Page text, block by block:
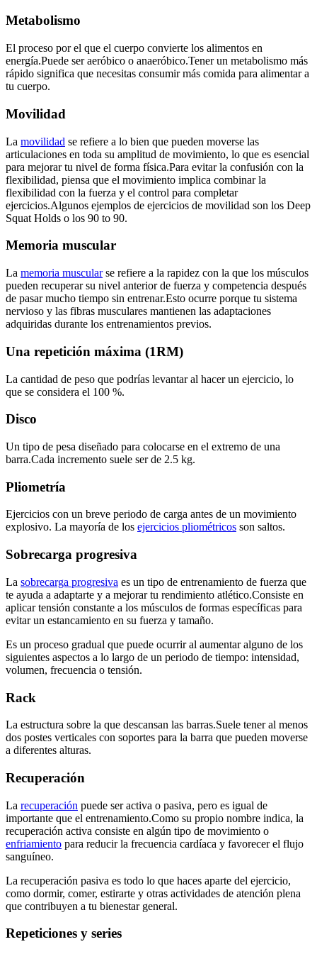
Metabolismo
El proceso por el que el cuerpo convierte los alimentos en
energía.Puede ser aeróbico o anaeróbico.Tener un metabolismo más
rápido significa que necesitas consumir más comida para alimentar a
tu cuerpo.
Movilidad
La movilidad se refiere a lo bien que pueden moverse las
articulaciones en toda su amplitud de movimiento, lo que es esencial
para mejorar tu nivel de forma física.Para evitar la confusión con la
flexibilidad, piensa que el movimiento implica combinar la
flexibilidad con la fuerza y el control para completar
ejercicios.Algunos ejemplos de ejercicios de movilidad son los Deep
Squat Holds o los 90 to 90.
Memoria muscular
La memoria muscularse refiere a la rapidez con la que los músculos
pueden recuperar su nivel anterior de fuerza y competencia después
de pasar mucho tiempo sin entrenar.Esto ocurre porque tu sistema
nervioso y las fibras musculares mantienen las adaptaciones
adquiridas durante los entrenamientos previos.
Una repetición máxima (1RM)
La cantidad de peso que podrías levantar al hacer un ejercicio, lo
que se considera el 100 %.
Disco
Un tipo de pesa diseñado para colocarse en el extremo de una
barra.Cada incremento suele ser de 2.5 kg.
Pliometría
Ejercicios con un breve periodo de carga antes de un movimiento
explosivo. La mayoría de los ejercicios pliométricos son saltos.
Sobrecarga progresiva
La sobrecarga progresiva es un tipo de entrenamiento de fuerza que
te ayuda a adaptarte y a mejorar tu rendimiento atlético.Consiste en
aplicar tensión constante a los músculos de formas específicas para
evitar un estancamiento en su fuerza y tamaño.
Es un proceso gradual que puede ocurrir al aumentar alguno de los
siguientes aspectos a lo largo de un periodo de tiempo: intensidad,
volumen, frecuencia o tensión.
Rack
La estructura sobre la que descansan las barras.Suele tener al menos
dos postes verticales con soportes para la barra que pueden moverse
a diferentes alturas.
Recuperación
La recuperación puede ser activa o pasiva, pero es igual de
importante que el entrenamiento.Como su propio nombre indica, la
recuperación activa consiste en algún tipo de movimiento o
enfriamiento para reducir la frecuencia cardíaca y favorecer el flujo
sanguíneo.
La recuperación pasiva es todo lo que haces aparte del ejercicio,
como dormir, comer, estirarte y otras actividades de atención plena
que contribuyen a tu bienestar general.
Repeticiones y series